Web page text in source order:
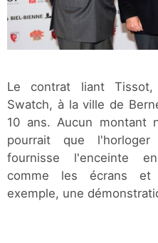
Le contrat liant
Swatch, à la ville de
10 ans. Aucun montant
pourrait que
fournisse l'enceinte
comme les écrans et
exemple, une